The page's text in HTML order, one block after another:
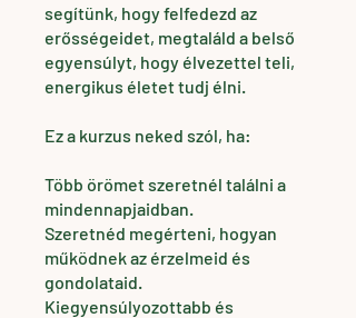
segítünk, hogy felfedezd az
erősségeidet, megtaláld a belső
egyensúlyt, hogy élvezettel teli,
energikus életet tudj élni.
Ez a kurzus neked szól, ha:
Több örömet szeretnél találni a
mindennapjaidban.
Szeretnéd megérteni, hogyan
működnek az érzelmeid és
gondolataid.
Kiegyensúlyozottabb és